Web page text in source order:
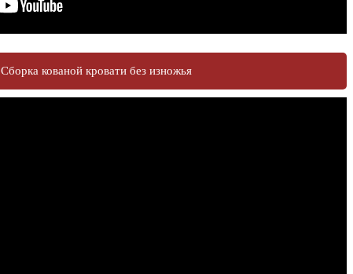
Сборка кованой кровати без изножья